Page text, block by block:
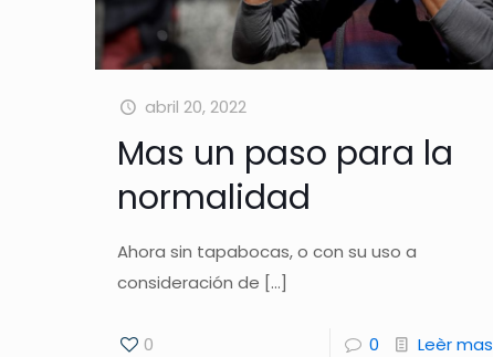
abril 20, 2022
Mas un paso para la
normalidad
Ahora sin tapabocas, o con su uso a
consideración de […]
0 0 Leèr mas